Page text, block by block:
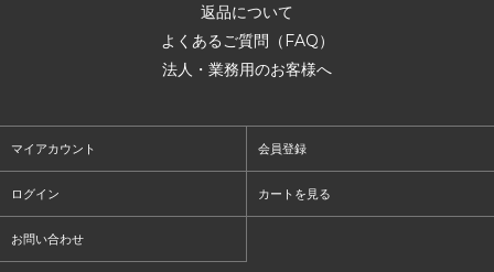
返品について
よくあるご質問（FAQ）
法人・業務用のお客様へ
マイアカウント 会員登録
ログイン カートを見る
お問い合わせ